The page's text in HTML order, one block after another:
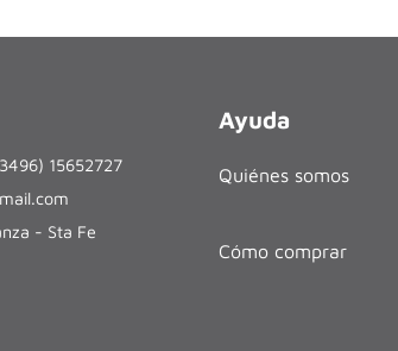
15652727
- Sta Fe
Ayuda
Quiénes somos
Cómo comprar